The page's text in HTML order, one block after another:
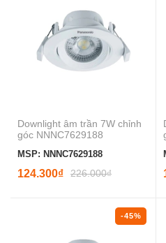
Downlight âm trần 7W chỉnh
góc NNNC7629188
MSP: NNNC7629188
124.300₫ 226.000₫
-45%